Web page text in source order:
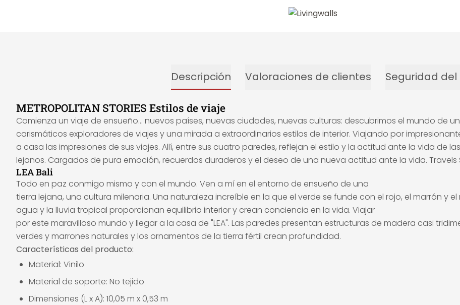
Descripción Valoraciones de clientes Seguridad
METROPOLITAN STORIES Estilos de viaje
Comienza un viaje de ensueño... nuevos países, nuevas ciudades, nuevas culturas: descubrimos el mundo de
carismáticos exploradores de viajes y una mirada a extraordinarios estilos de interior. Viajando por
a casa las impresiones de sus viajes. Allí, entre sus cuatro paredes, reflejan el estilo y la actitud ante la vida de
lejanos. Cargados de pura emoción, recuerdos duraderos y el deseo de una nueva actitud ante la vida.
LEA Bali
Todo en paz conmigo mismo y con el mundo. Ven a mí en el entorno de ensueño de una
tierra lejana, una cultura milenaria. Una naturaleza increíble en la que el verde se funde con el rojo, el marrón y
agua y la lluvia tropical proporcionan equilibrio interior y crean conciencia en la vida. Viajar
por este maravilloso mundo y llegar a la casa de "LEA". Las paredes presentan estructuras de madera casi
verdes y marrones naturales y los ornamentos de la tierra fértil crean profundidad.
Características del producto:
Material: Vinilo
Material de soporte: No tejido
Dimensiones (L x A): 10,05 m x 0,53 m